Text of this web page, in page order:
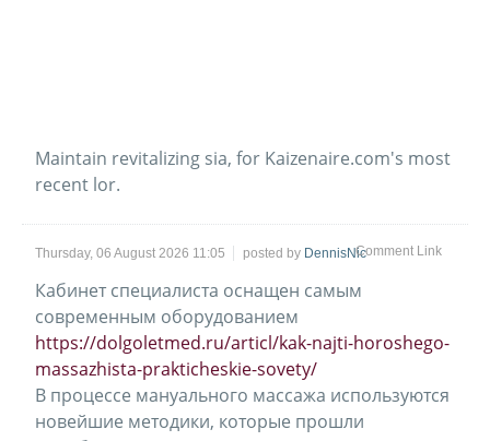
Maintain revitalizing ѕia, for Kaizenaire.com's most
recеnt lor.
Thursday, 06 August 2026 11:05 posted by DennisNicComment Link
Кабинет специалиста оснащен самым
современным оборудованием
https://dolgoletmed.ru/articl/kak-najti-horoshego-
massazhista-prakticheskie-sovety/
В процессе мануального массажа используются
новейшие методики, которые прошли